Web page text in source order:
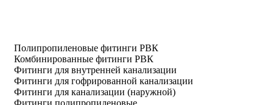
Полипропиленовые фитинги РВК
Комбинированные фитинги РВК
Фитинги для внутренней канализации
Фитинги для гофрированной канализации
Фитинги для канализации (наружной)
Фитинги полипропиленовые